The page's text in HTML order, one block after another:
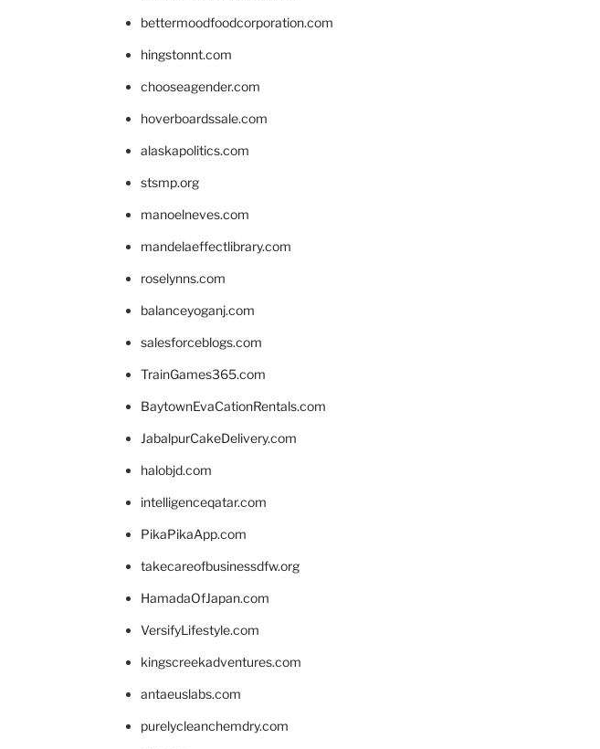
bettermoodfoodcorporation.com
hingstonnt.com
chooseagender.com
hoverboardssale.com
alaskapolitics.com
stsmp.org
manoelneves.com
mandelaeffectlibrary.com
roselynns.com
balanceyoganj.com
salesforceblogs.com
TrainGames365.com
BaytownEvaCationRentals.com
JabalpurCakeDelivery.com
halobjd.com
intelligenceqatar.com
PikaPikaApp.com
takecareofbusinessdfw.org
HamadaOfJapan.com
VersifyLifestyle.com
kingscreekadventures.com
antaeuslabs.com
purelycleanchemdry.com